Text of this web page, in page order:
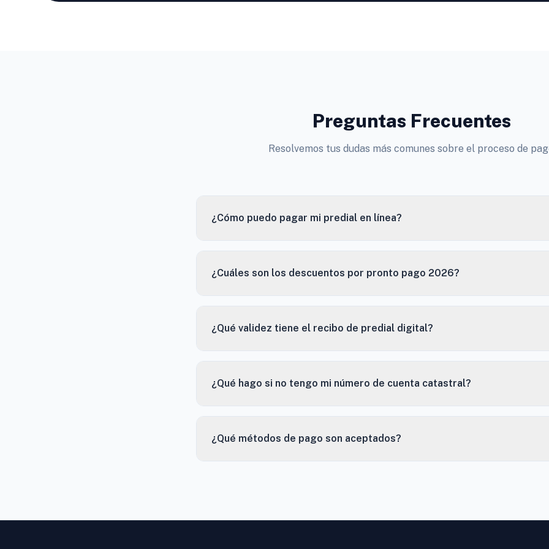
Preguntas Frecuentes
Resolvemos tus dudas más comunes sobre el proceso de
¿Cómo puedo pagar mi predial en línea?
¿Cuáles son los descuentos por pronto pago 2026?
¿Qué validez tiene el recibo de predial digital?
¿Qué hago si no tengo mi número de cuenta catastral?
¿Qué métodos de pago son aceptados?